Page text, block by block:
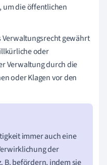
um die öffentlichen
Verwaltungsrecht gewährt
oder
Verwaltung durch die
oder Klagen vor den
immer auch eine
der
B. befördern, indem sie